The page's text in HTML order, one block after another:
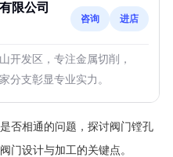
限公司
咨询 进店
开发区，专注金属切削，
分支彰显专业实力。
否相通的问题，探讨阀门镗孔
门设计与加工的关键点。